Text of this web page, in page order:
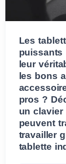
Les
puissants
leur
les bons
pros ?
un clavier
peuvent
travailler
tablette